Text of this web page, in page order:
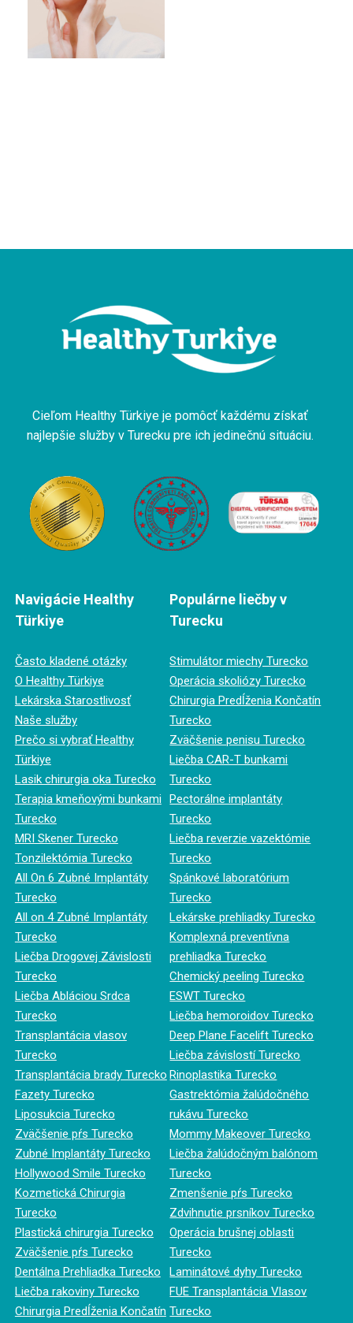
Cieľom Healthy Türkiye je pomôcť každému získať
najlepšie služby v Turecku pre ich jedinečnú situáciu.
Navigácie Healthy
Türkiye
Často kladené otázky
O Healthy Türkiye
Lekárska Starostlivosť
Naše služby
Prečo si vybrať Healthy
Türkiye
Lasik chirurgia oka Turecko
Terapia kmeňovými bunkami
Turecko
MRI Skener Turecko
Tonzilektómia Turecko
All On 6 Zubné Implantáty
Turecko
All on 4 Zubné Implantáty
Turecko
Liečba Drogovej Závislosti
Turecko
Liečba Abláciou Srdca
Turecko
Transplantácia vlasov
Turecko
Transplantácia brady Turecko
Fazety Turecko
Liposukcia Turecko
Zväčšenie pŕs Turecko
Zubné Implantáty Turecko
Hollywood Smile Turecko
Kozmetická Chirurgia
Turecko
Plastická chirurgia Turecko
Zväčšenie pŕs Turecko
Dentálna Prehliadka Turecko
Liečba rakoviny Turecko
Chirurgia Predĺženia Končatín
Populárne liečby v
Turecku
Stimulátor miechy Turecko
Operácia skoliózy Turecko
Chirurgia Predĺženia Končatín
Turecko
Zväčšenie penisu Turecko
Liečba CAR-T bunkami
Turecko
Pectorálne implantáty
Turecko
Liečba reverzie vazektómie
Turecko
Spánkové laboratórium
Turecko
Lekárske prehliadky Turecko
Komplexná preventívna
prehliadka Turecko
Chemický peeling Turecko
ESWT Turecko
Liečba hemoroidov Turecko
Deep Plane Facelift Turecko
Liečba závislostí Turecko
Rinoplastika Turecko
Gastrektómia žalúdočného
rukávu Turecko
Mommy Makeover Turecko
Liečba žalúdočným balónom
Turecko
Zmenšenie pŕs Turecko
Zdvihnutie prsníkov Turecko
Operácia brušnej oblasti
Turecko
Laminátové dyhy Turecko
FUE Transplantácia Vlasov
Turecko